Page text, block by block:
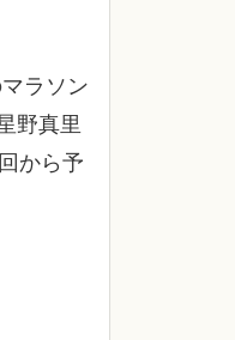
ラソン
野真里
から予